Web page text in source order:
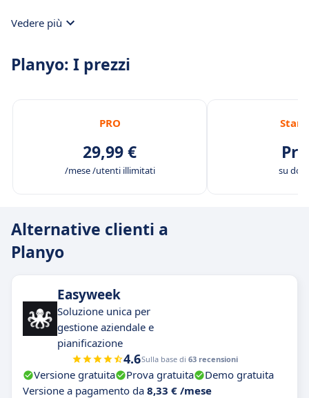
Vedere più
Planyo: I prezzi
PRO
29,99 €
/mese /utenti illimitati su
Alternative clienti a
Planyo
Easyweek
Soluzione unica per
gestione aziendale e
pianificazione
4.6Sulla base di 63 recensioni
Versione gratuita Prova gratuita
Demo gratuita
Versione a pagamento da 8,33 € /mese